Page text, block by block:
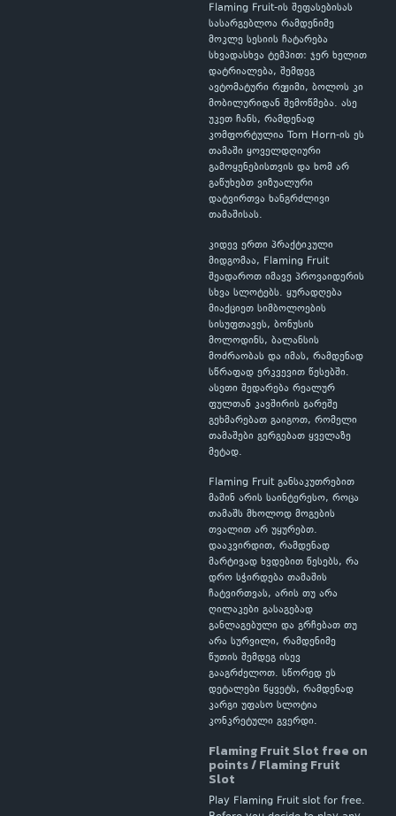
Flaming Fruit-ის შეფასებისას
სასარგებლოა რამდენიმე
მოკლე სესიის ჩატარება
სხვადასხვა ტემპით: ჯერ ხელით
დატრიალება, შემდეგ
ავტომატური რეჟიმი, ბოლოს კი
მობილურიდან შემოწმება. ასე
უკეთ ჩანს, რამდენად
კომფორტულია Tom Horn-ის ეს
თამაში ყოველდღიური
გამოყენებისთვის და ხომ არ
გაწუხებთ ვიზუალური
დატვირთვა ხანგრძლივი
თამაშისას.
კიდევ ერთი პრაქტიკული
მიდგომაა, Flaming Fruit
შეადაროთ იმავე პროვაიდერის
სხვა სლოტებს. ყურადღება
მიაქციეთ სიმბოლოების
სისუფთავეს, ბონუსის
მოლოდინს, ბალანსის
მოძრაობას და იმას, რამდენად
სწრაფად ერკვევით წესებში.
ასეთი შედარება რეალურ
ფულთან კავშირის გარეშე
გეხმარებათ გაიგოთ, რომელი
თამაშები გერგებათ ყველაზე
მეტად.
Flaming Fruit განსაკუთრებით
მაშინ არის საინტერესო, როცა
თამაშს მხოლოდ მოგების
თვალით არ უყურებთ.
დააკვირდით, რამდენად
მარტივად ხვდებით წესებს, რა
დრო სჭირდება თამაშის
ჩატვირთვას, არის თუ არა
ღილაკები გასაგებად
განლაგებული და გრჩებათ თუ
არა სურვილი, რამდენიმე
წუთის შემდეგ ისევ
გააგრძელოთ. სწორედ ეს
დეტალები წყვეტს, რამდენად
კარგი უფასო სლოტია
კონკრეტული გვერდი.
Flaming Fruit Slot free on
points / Flaming Fruit
Slot
Play Flaming Fruit slot for free.